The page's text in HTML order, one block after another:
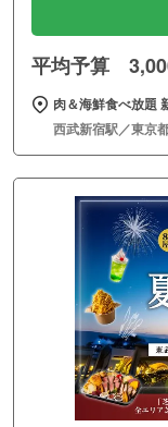
平均予算
肉＆海鮮食べ放題
西武新宿駅／東京